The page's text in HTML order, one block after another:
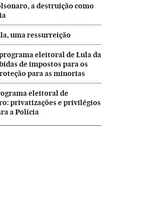
a destruição como
uma ressurreição
eleitoral de Lula da
de impostos para os
para as minorias
eleitoral de
privatizações e privilégios
a Polícia